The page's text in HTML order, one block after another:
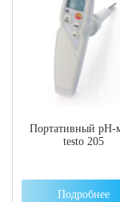
Портативный pH-
testo 205
Подробнее